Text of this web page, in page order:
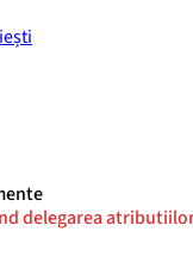
delegarea